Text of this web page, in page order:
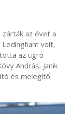
az évet a
volt,
az ugró
András, Janik
és melegítő